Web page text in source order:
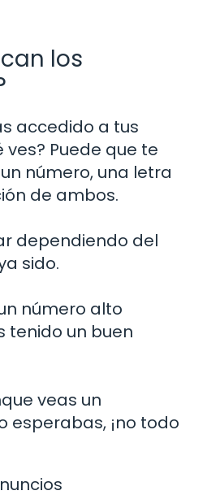
los
accedido a tus
ves? Puede que te
número, una letra
de ambos.
dependiendo del
sido.
número alto
tenido un buen
veas un
esperabas, ¡no todo